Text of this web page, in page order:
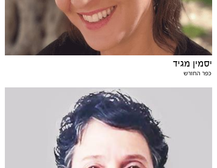
יסמין מגיד
כפר החורש